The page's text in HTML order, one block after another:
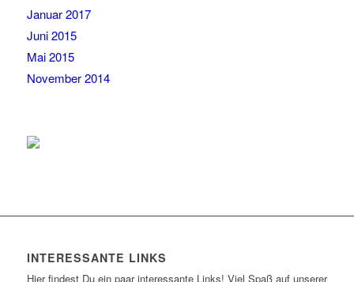
Januar 2017
Juni 2015
Mai 2015
November 2014
INTERESSANTE LINKS
Hier findest Du ein paar interessante Links! Viel Spaß auf unserer